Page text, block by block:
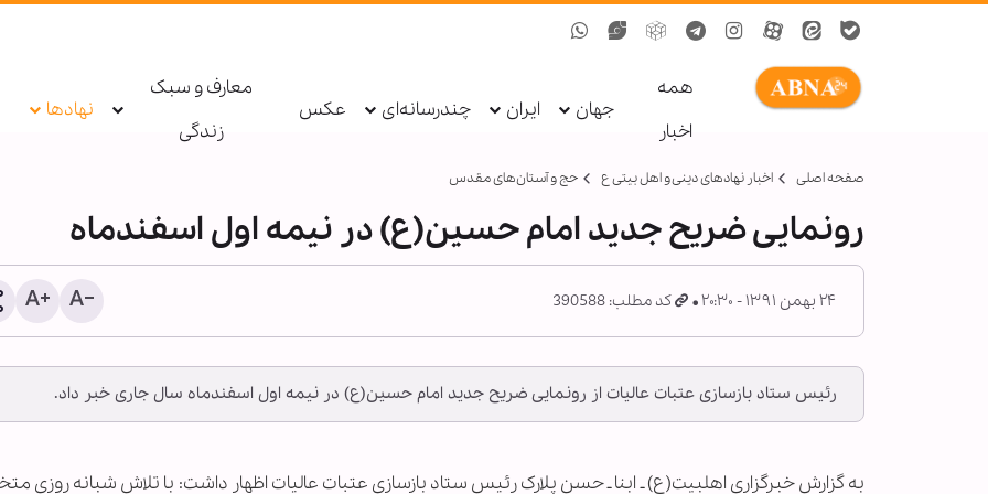
همه
اخبار
جهان ایران چندرسانه‌ای عکس
معارف و سبک
زندگی
نهادها
صفحه اصلی اخبار نهادهای دینی و اهل بیتی ع حج و آستان‌های مقدس
رونمایی ضریح جدید امام حسین(ع) در نیمه اول اسفندماه
۲۴ بهمن ۱۳۹۱ - ۲۰:۳۰ کد مطلب: 390588
رئیس ستاد بازسازی عتبات عالیات از رونمایی ضریح جدید امام حسین(ع) در نیمه اول اسفندماه سال جاری خبر داد.
به گزارش خبرگزاری اهل‏بیت(ع) ـ ابنا ـ حسن پلارک رئیس ستاد بازسازی عتبات عالیات اظهار داشت: با تلاش شبانه روزی
دستگیری عامل توهین به زائران